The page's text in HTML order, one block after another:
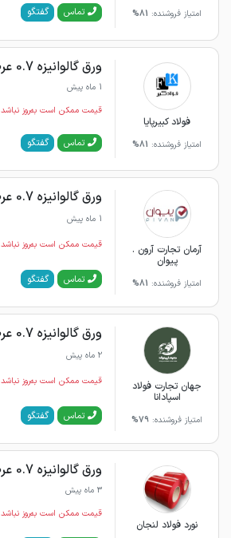
امتیاز فروشنده: 81% تماس گفتگو
فولاد کبیرپایا
امتیاز فروشنده: 81%
ورق گالوانیزه 0.7 عرض 1 خودرو شهرکرد
1 ماه پیش
قیمت ممکن است به‌روز نباشد
تماس گفتگو
آرمان تجارت آرون .
پیوان
امتیاز فروشنده: 81%
ورق گالوانیزه 0.7 عرض 1 خودرو شهرکرد
1 ماه پیش
قیمت ممکن است به‌روز نباشد
تماس گفتگو
جهان تجارت فولاد
اسپادانا
امتیاز فروشنده: 79%
ورق گالوانیزه 0.7 عرض 1 خودرو شهرکرد
2 ماه پیش
قیمت ممکن است به‌روز نباشد
تماس گفتگو
نورد فولاد لنجان
ورق گالوانیزه 0.7 عرض 1 خودرو شهرکرد
3 ماه پیش
قیمت ممکن است به‌روز نباشد